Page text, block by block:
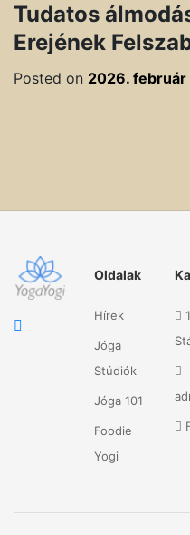
Tudatos
Erejének
Posted on 2026. február
Oldalak
Hírek
Jóga
Stúdiók
Jóga 101
Foodie
Yogi